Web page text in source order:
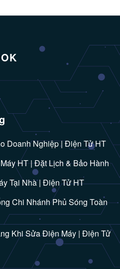
Doanh Nghiệp | Điện Tử HT
HT | Đặt Lịch & Bảo Hành
Tại Nhà | Điện Tử HT
Chi Nhánh Phủ Sóng Toàn
Khi Sửa Điện Máy | Điện Tử